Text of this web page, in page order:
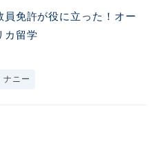
員免許が役に立った！オー
カ留学
ナニー